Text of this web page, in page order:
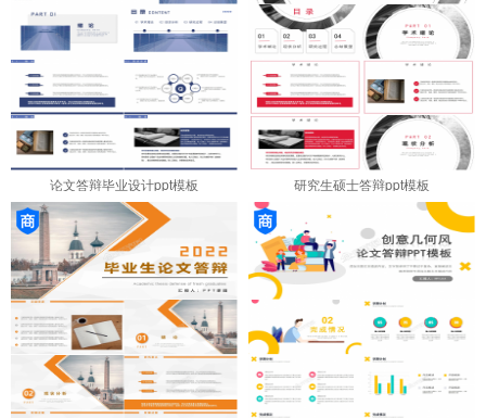
论文答辩毕业设计ppt模板 研究生硕士答辩ppt模板